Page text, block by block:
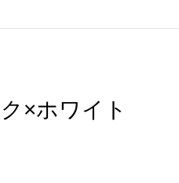
×ホワイト